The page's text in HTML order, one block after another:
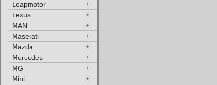
Leapmotor
Lexus
MAN
Maserati
Mazda
Mercedes
MG
Mini